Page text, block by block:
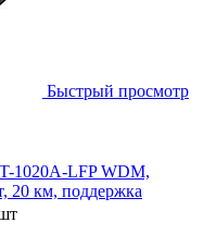
Быстрый просмотр
1020A-LFP WDM,
20 км, поддержка